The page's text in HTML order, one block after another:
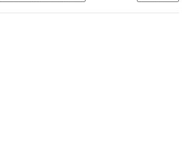
Марта Харитонова